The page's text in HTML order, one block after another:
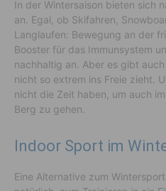
In der Wintersaison bieten sich
an. Egal, ob Skifahren,
Langlaufen: Bewegung an der
Booster für das Immunsystem
nachhaltig an. Aber es gibt
nicht so extrem ins Freie zieht.
nicht die Zeit haben, um auch
Berg zu gehen.
Indoor Sport im
Eine Alternative zum